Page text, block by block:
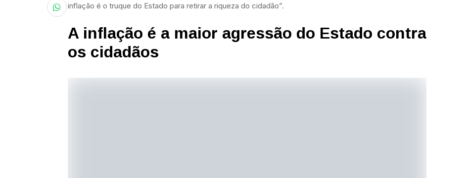
inflação é o truque do Estado para retirar a riqueza do cidadão”.
A inflação é a maior agressão do Estado contra
os cidadãos